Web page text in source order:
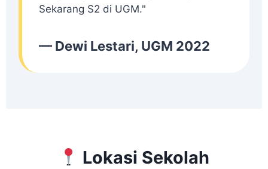
Sekarang S2 di UGM."
— Dewi Lestari, UGM 2022
Lokasi Sekolah